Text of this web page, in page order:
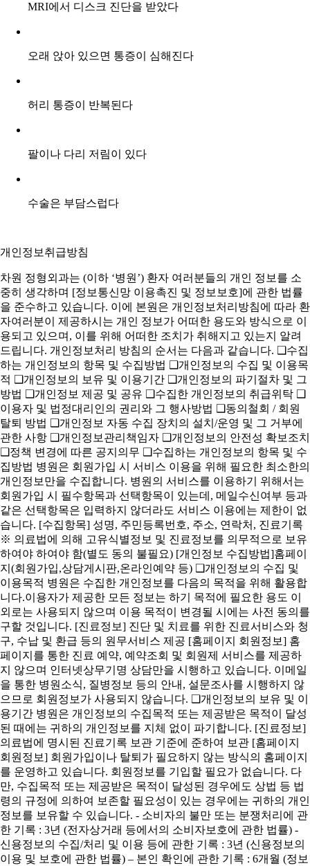
MRI에서 디스크 진단을 받았다
오래 앉아 있으면 통증이 심해진다
허리 통증이 반복된다
팔이나 다리 저림이 있다
수술은 부담스럽다
개인정보취급방침
차원 정형외과는 (이하 ‘병원’) 환자 여러분들의 개인 정보를 소
중히 생각하며 [정보통신망 이용촉진 및 정보보호]에 관한 법률
을 준수하고 있습니다. 이에 본원은 개인정보처리방침에 따라 환
자여러분이 제공하시는 개인 정보가 어떠한 용도와 방식으로 이
용되고 있으며, 이를 위해 어떠한 조치가 취해지고 있는지 알려
드립니다. 개인정보처리 방침의 순서는 다음과 같습니다. ❑수집
하는 개인정보의 항목 및 수집방법 ❑개인정보의 수집 및 이용목
적 ❑개인정보의 보유 및 이용기간 ❑개인정보의 파기절차 및 그
방법 ❑개인정보 제공 및 공유 ❑수집한 개인정보의 취급위탁 ❑
이용자 및 법정대리인의 권리와 그 행사방법 ❑동의철회 / 회원
탈퇴 방법 ❑개인정보 자동 수집 장치의 설치/운영 및 그 거부에
관한 사항 ❑개인정보관리책임자 ❑개인정보의 안전성 확보조치
❑정책 변경에 따른 공지의무 ❑수집하는 개인정보의 항목 및 수
집방법 병원은 회원가입 시 서비스 이용을 위해 필요한 최소한의
개인정보만을 수집합니다. 병원의 서비스를 이용하기 위해서는
회원가입 시 필수항목과 선택항목이 있는데, 메일수신여부 등과
같은 선택항목은 입력하지 않더라도 서비스 이용에는 제한이 없
습니다. [수집항목] 성명, 주민등록번호, 주소, 연락처, 진료기록
※ 의료법에 의해 고유식별정보 및 진료정보를 의무적으로 보유
하여야 하여야 함(별도 동의 불필요) [개인정보 수집방법]홈페이
지(회원가입,상담게시판,온라인예약 등) ❑개인정보의 수집 및
이용목적 병원은 수집한 개인정보를 다음의 목적을 위해 활용합
니다.이용자가 제공한 모든 정보는 하기 목적에 필요한 용도 이
외로는 사용되지 않으며 이용 목적이 변경될 시에는 사전 동의를
구할 것입니다. [진료정보] 진단 및 치료를 위한 진료서비스와 청
구, 수납 및 환급 등의 원무서비스 제공 [홈페이지 회원정보] 홈
페이지를 통한 진료 예약, 예약조회 및 회원제 서비스를 제공하
지 않으며 인터넷상무기명 상담만을 시행하고 있습니다. 이메일
을 통한 병원소식, 질병정보 등의 안내, 설문조사를 시행하지 않
으므로 회원정보가 사용되지 않습니다. ❑개인정보의 보유 및 이
용기간 병원은 개인정보의 수집목적 또는 제공받은 목적이 달성
된 때에는 귀하의 개인정보를 지체 없이 파기합니다. [진료정보]
의료법에 명시된 진료기록 보관 기준에 준하여 보관 [홈페이지
회원정보] 회원가입이나 탈퇴가 필요하지 않는 방식의 홈페이지
를 운영하고 있습니다. 회원정보를 기입할 필요가 없습니다. 다
만, 수집목적 또는 제공받은 목적이 달성된 경우에도 상법 등 법
령의 규정에 의하여 보존할 필요성이 있는 경우에는 귀하의 개인
정보를 보유할 수 있습니다. - 소비자의 불만 또는 분쟁처리에 관
한 기록 : 3년 (전자상거래 등에서의 소비자보호에 관한 법률) -
신용정보의 수집/처리 및 이용 등에 관한 기록 : 3년 (신용정보의
이용 및 보호에 관한 법률) – 본인 확인에 관한 기록 : 6개월 (정보